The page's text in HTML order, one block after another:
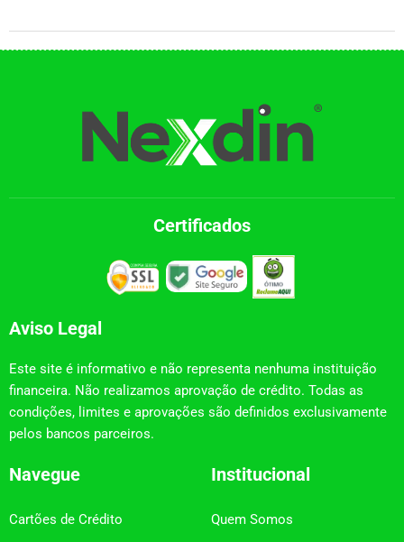
Certificados
Aviso Legal
Este site é informativo e não representa nenhuma instituição
financeira. Não realizamos aprovação de crédito. Todas as
condições, limites e aprovações são definidos exclusivamente
pelos bancos parceiros.
Navegue
Cartões de Crédito
Institucional
Quem Somos